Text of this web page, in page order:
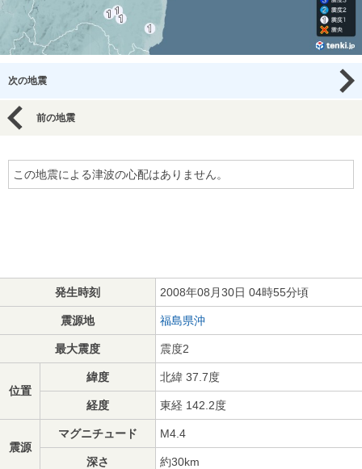
次の地震
前の地震
この地震による津波の心配はありません。
発生時刻 2008年08月30日 04時55分頃
震源地 福島県沖
最大震度 震度2
位置
緯度 北緯 37.7度
経度 東経 142.2度
震源
マグニチュード M4.4
深さ 約30km